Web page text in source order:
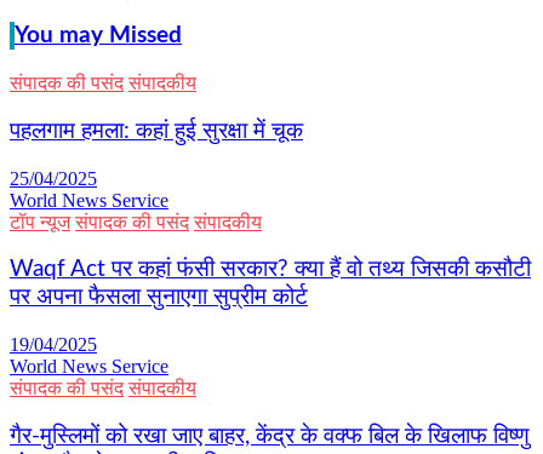
You may Missed
संपादक की पसंद संपादकीय
पहलगाम हमला: कहां हुई सुरक्षा में चूक
25/04/2025
World News Service
टॉप न्यूज संपादक की पसंद संपादकीय
Waqf Act पर कहां फंसी सरकार? क्या हैं वो तथ्य जिसकी कसौटी
पर अपना फैसला सुनाएगा सुप्रीम कोर्ट
19/04/2025
World News Service
संपादक की पसंद संपादकीय
गैर-मुस्लिमों को रखा जाए बाहर, केंद्र के वक्फ बिल के खिलाफ विष्णु